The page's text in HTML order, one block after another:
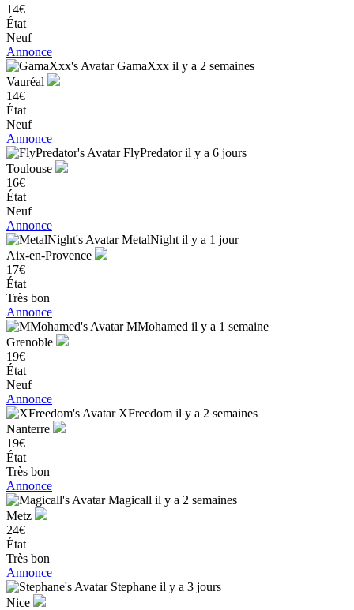
14€
État
Neuf
Annonce
GamaXxx il y a 2 semaines
Vauréal
14€
État
Neuf
Annonce
FlyPredatoril y a 6 jours
Toulouse
16€
État
Neuf
Annonce
MetalNight il y a 1 jour
Aix-en-Provence
17€
État
Très bon
Annonce
MMohamed il y a 1 semaine
Grenoble
19€
État
Neuf
Annonce
XFreedom il y a 2 semaines
Nanterre
19€
État
Très bon
Annonce
Magicall il y a 2 semaines
Metz
24€
État
Très bon
Annonce
Stephane il y a 3 jours
Nice